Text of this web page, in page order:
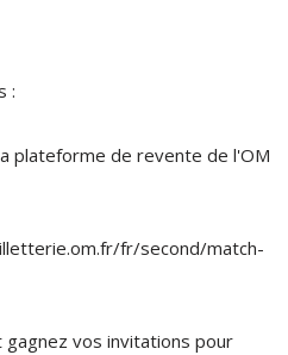
:
plateforme de revente de l'OM
fr/second/match-
vos invitations pour